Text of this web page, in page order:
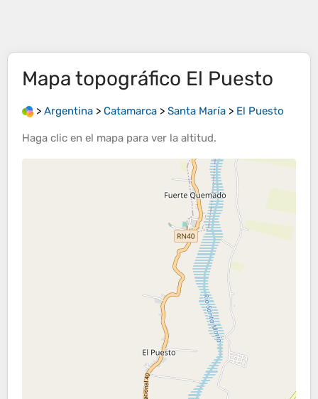
Mapa topográfico El Puesto
> Argentina > Catamarca > Santa María > El Puesto
Haga clic en el mapa para ver la altitud.